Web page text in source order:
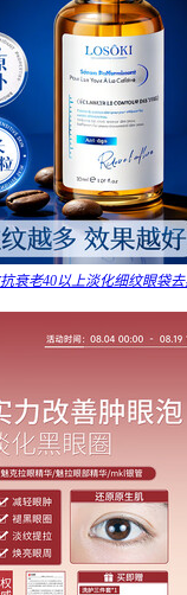
衰老40以上淡化细纹眼袋